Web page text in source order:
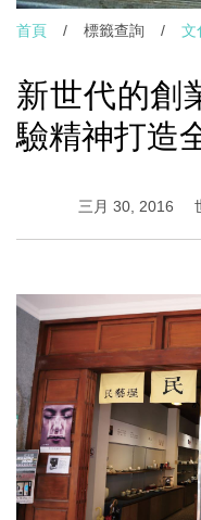
首頁 / 標籤查詢 / 文
新世代的創
驗精神打造
三月 30, 2016